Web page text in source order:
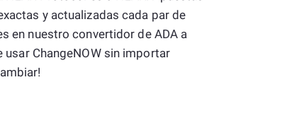
y actualizadas cada par de
en nuestro convertidor de ADA a
usar ChangeNOW sin importar